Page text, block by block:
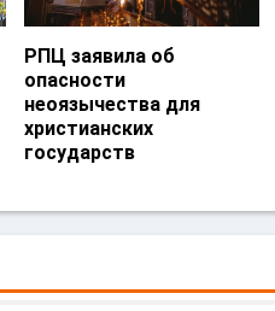
РПЦ заявила об
опасности
неоязычества для
христианских
государств